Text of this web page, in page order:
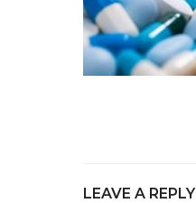
LEAVE A REPLY